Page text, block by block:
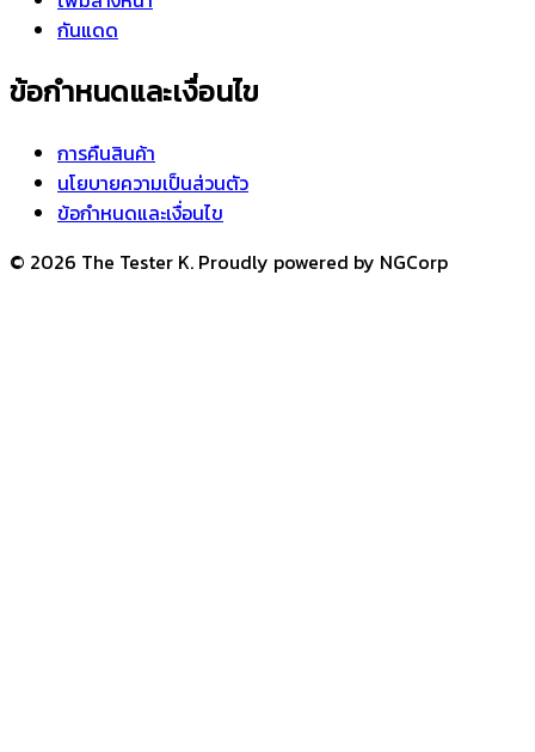
กันแดด
ข้อกำหนดและเงื่อนไข
การคืนสินค้า
นโยบายความเป็นส่วนตัว
ข้อกำหนดและเงื่อนไข
© 2026 The Tester K. Proudly powered by NGCorp